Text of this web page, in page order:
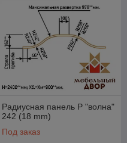
Радиусная панель P "волна"
242 (18 mm)
Под заказ